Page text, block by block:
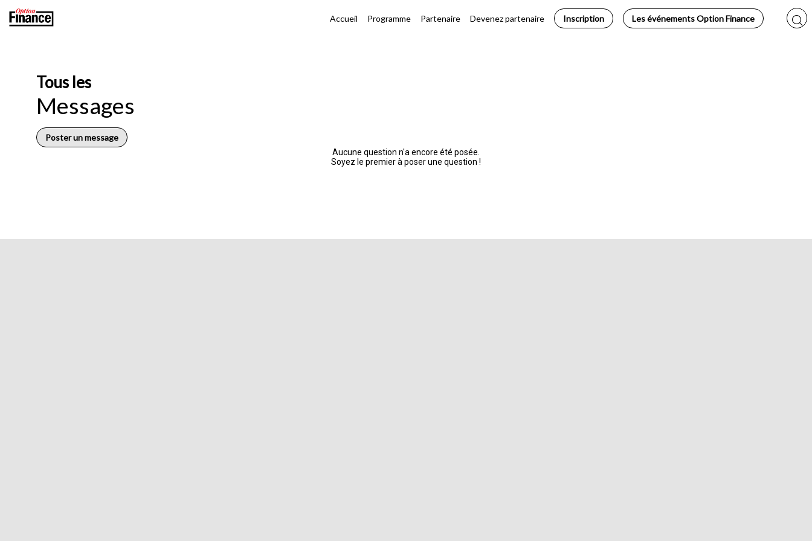
Accueil Programme Partenaire Devenez partenaire Inscription Les événements Option Finance
Tous les
Messages
Poster un message
Aucune question n'a encore été posée.
Soyez le premier à poser une question !